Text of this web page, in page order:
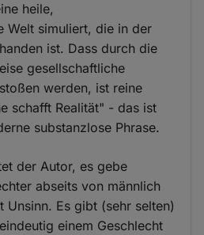
heile,
Welt simuliert, die in der
ist. Dass durch die
gesellschaftliche
werden, ist reine
schafft Realität" - das ist
substanzlose Phrase.
der Autor, es gebe
abseits von männlich
Unsinn. Es gibt (sehr selten)
einem Geschlecht